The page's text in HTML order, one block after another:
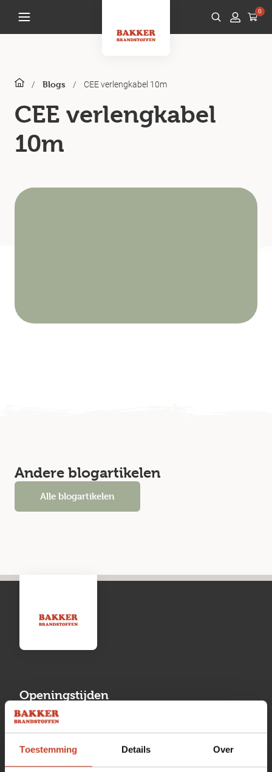
Toestemming Details Over
0
/ Blogs / CEE verlengkabel 10m
CEE verlengkabel
10m
Andere blogartikelen
Alle blogartikelen
Openingstijden
Maandag
13:00 tot 17:00
Dinsdag
08:00 tot 17:00